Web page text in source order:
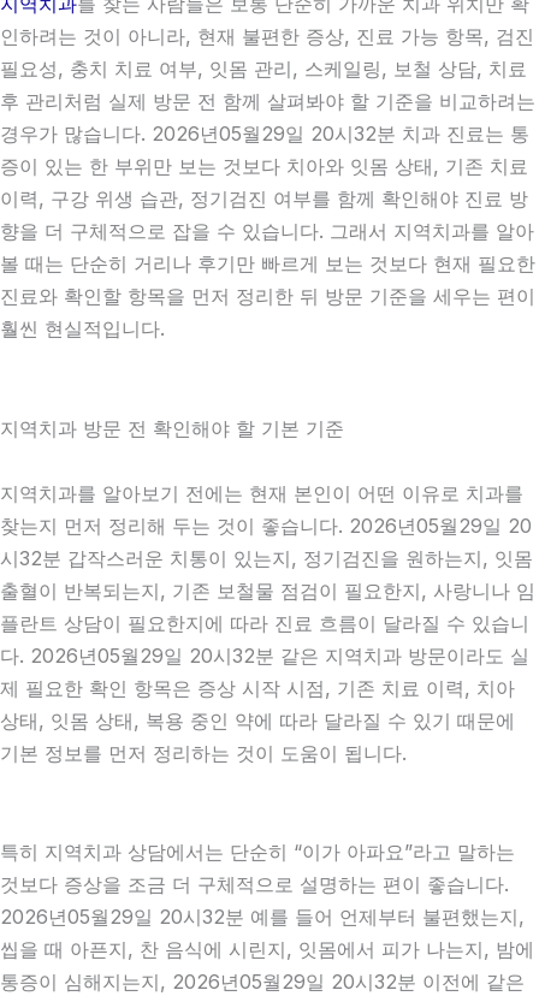
인하려는 것이 아니라, 현재 불편한 증상, 진료 가능 항목, 검진
필요성, 충치 치료 여부, 잇몸 관리, 스케일링, 보철 상담, 치료
후 관리처럼 실제 방문 전 함께 살펴봐야 할 기준을 비교하려는
경우가 많습니다. 2026년05월29일 20시32분 치과 진료는 통
증이 있는 한 부위만 보는 것보다 치아와 잇몸 상태, 기존 치료
이력, 구강 위생 습관, 정기검진 여부를 함께 확인해야 진료 방
향을 더 구체적으로 잡을 수 있습니다. 그래서 지역치과를 알아
볼 때는 단순히 거리나 후기만 빠르게 보는 것보다 현재 필요한
진료와 확인할 항목을 먼저 정리한 뒤 방문 기준을 세우는 편이
훨씬 현실적입니다.
지역치과 방문 전 확인해야 할 기본 기준
지역치과를 알아보기 전에는 현재 본인이 어떤 이유로 치과를
찾는지 먼저 정리해 두는 것이 좋습니다. 2026년05월29일 20
시32분 갑작스러운 치통이 있는지, 정기검진을 원하는지, 잇몸
출혈이 반복되는지, 기존 보철물 점검이 필요한지, 사랑니나 임
플란트 상담이 필요한지에 따라 진료 흐름이 달라질 수 있습니
다. 2026년05월29일 20시32분 같은 지역치과 방문이라도 실
제 필요한 확인 항목은 증상 시작 시점, 기존 치료 이력, 치아
상태, 잇몸 상태, 복용 중인 약에 따라 달라질 수 있기 때문에
기본 정보를 먼저 정리하는 것이 도움이 됩니다.
특히 지역치과 상담에서는 단순히 “이가 아파요”라고 말하는
것보다 증상을 조금 더 구체적으로 설명하는 편이 좋습니다.
2026년05월29일 20시32분 예를 들어 언제부터 불편했는지,
씹을 때 아픈지, 찬 음식에 시린지, 잇몸에서 피가 나는지, 밤에
통증이 심해지는지, 2026년05월29일 20시32분 이전에 같은